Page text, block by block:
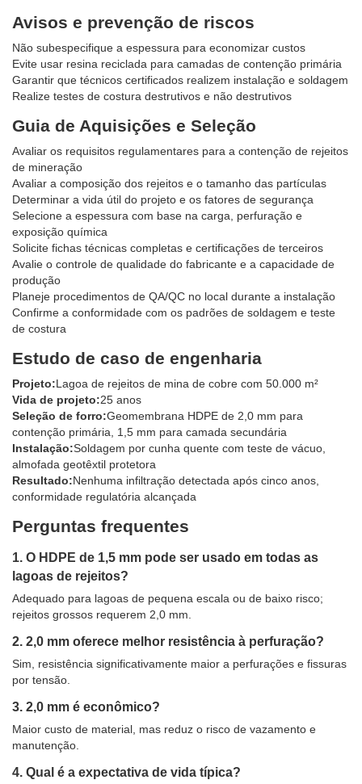
Avisos e prevenção de riscos
Não subespecifique a espessura para economizar custos
Evite usar resina reciclada para camadas de contenção primária
Garantir que técnicos certificados realizem instalação e soldagem
Realize testes de costura destrutivos e não destrutivos
Guia de Aquisições e Seleção
Avaliar os requisitos regulamentares para a contenção de rejeitos
de mineração
Avaliar a composição dos rejeitos e o tamanho das partículas
Determinar a vida útil do projeto e os fatores de segurança
Selecione a espessura com base na carga, perfuração e
exposição química
Solicite fichas técnicas completas e certificações de terceiros
Avalie o controle de qualidade do fabricante e a capacidade de
produção
Planeje procedimentos de QA/QC no local durante a instalação
Confirme a conformidade com os padrões de soldagem e teste
de costura
Estudo de caso de engenharia
Projeto:Lagoa de rejeitos de mina de cobre com 50.000 m²
Vida de projeto:25 anos
Seleção de forro:Geomembrana HDPE de 2,0 mm para
contenção primária, 1,5 mm para camada secundária
Instalação:Soldagem por cunha quente com teste de vácuo,
almofada geotêxtil protetora
Resultado:Nenhuma infiltração detectada após cinco anos,
conformidade regulatória alcançada
Perguntas frequentes
1. O HDPE de 1,5 mm pode ser usado em todas as
lagoas de rejeitos?
Adequado para lagoas de pequena escala ou de baixo risco;
rejeitos grossos requerem 2,0 mm.
2. 2,0 mm oferece melhor resistência à perfuração?
Sim, resistência significativamente maior a perfurações e fissuras
por tensão.
3. 2,0 mm é econômico?
Maior custo de material, mas reduz o risco de vazamento e
manutenção.
4. Qual é a expectativa de vida típica?